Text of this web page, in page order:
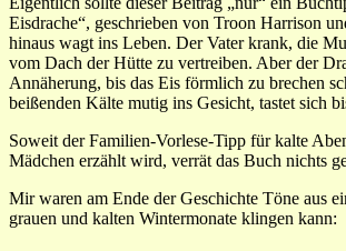
Eisdrache“, geschrieben von Troon Harrison
hinaus wagt ins Leben. Der Vater krank, die
vom Dach der Hütte zu vertreiben. Aber der
Annäherung, bis das Eis förmlich zu brechen
beißenden Kälte mutig ins Gesicht, tastet sich
Soweit der Familien-Vorlese-Tipp für kalte
Mädchen erzählt wird, verrät das Buch nichts
Mir waren am Ende der Geschichte Töne aus
grauen und kalten Wintermonate klingen kann: